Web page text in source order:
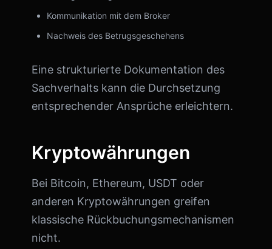
Kommunikation mit dem Broker
Nachweis des Betrugsgeschehens
Eine strukturierte Dokumentation des
Sachverhalts kann die Durchsetzung
entsprechender Ansprüche erleichtern.
Kryptowährungen
Bei Bitcoin, Ethereum, USDT oder
anderen Kryptowährungen greifen
klassische Rückbuchungsmechanismen
nicht.